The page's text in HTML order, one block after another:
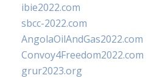
ibie2022.com
sbcc-2022.com
AngolaOilAndGas2022.com
Convoy4Freedom2022.com
grur2023.org